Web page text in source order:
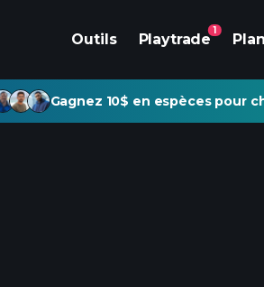
Outils Playtrade
1
Gagnez 10$ en espèces pour